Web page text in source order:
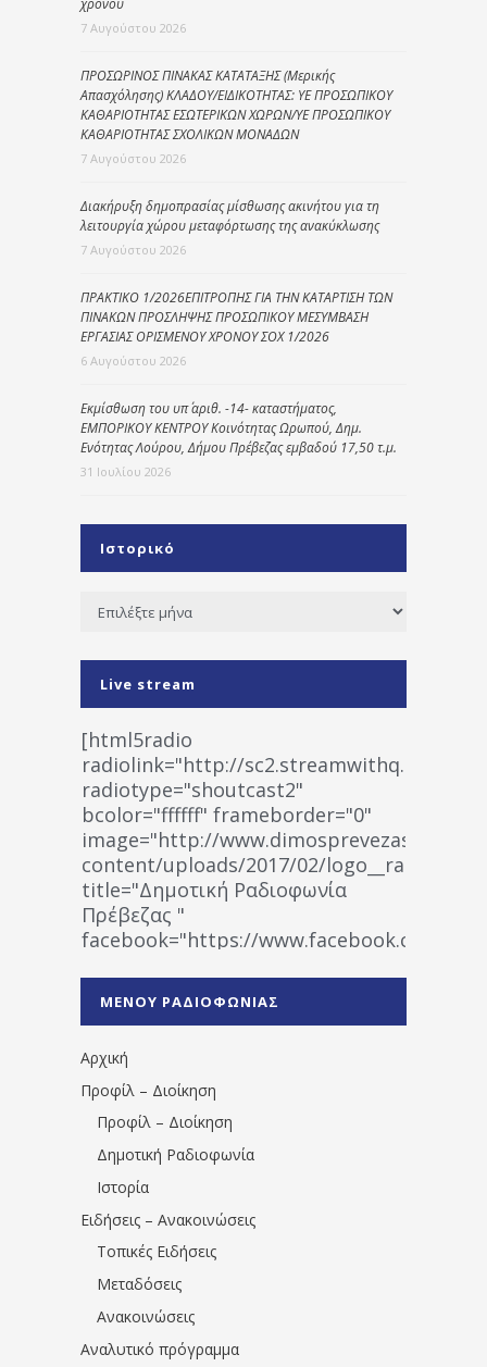
7 Αυγούστου 2026
ΠΡΟΣΩΡΙΝΟΣ ΠΙΝΑΚΑΣ ΚΑΤΑΤΑΞΗΣ (Μερικής
Απασχόλησης) ΚΛΑΔΟΥ/ΕΙΔΙΚΟΤΗΤΑΣ: ΥΕ ΠΡΟΣΩΠΙΚΟΥ
ΚΑΘΑΡΙΟΤΗΤΑΣ ΕΣΩΤΕΡΙΚΩΝ ΧΩΡΩΝ/ΥΕ ΠΡΟΣΩΠΙΚΟΥ
ΚΑΘΑΡΙΟΤΗΤΑΣ ΣΧΟΛΙΚΩΝ ΜΟΝΑΔΩΝ
7 Αυγούστου 2026
Διακήρυξη δημοπρασίας μίσθωσης ακινήτου για τη
λειτουργία χώρου μεταφόρτωσης της ανακύκλωσης
7 Αυγούστου 2026
ΠΡΑΚΤΙΚΟ 1/2026ΕΠΙΤΡΟΠΗΣ ΓΙΑ ΤΗΝ ΚΑΤΑΡΤΙΣΗ ΤΩΝ
ΠΙΝΑΚΩΝ ΠΡΟΣΛΗΨΗΣ ΠΡΟΣΩΠΙΚΟΥ ΜΕΣΥΜΒΑΣΗ
ΕΡΓΑΣΙΑΣ ΟΡΙΣΜΕΝΟΥ ΧΡΟΝΟΥ ΣΟΧ 1/2026
6 Αυγούστου 2026
Εκμίσθωση του υπ΄ αριθ. -14- καταστήματος,
ΕΜΠΟΡΙΚΟΥ ΚΕΝΤΡΟΥ Κοινότητας Ωρωπού, Δημ.
Ενότητας Λούρου, Δήμου Πρέβεζας εμβαδού 17,50 τ.μ.
31 Ιουλίου 2026
Ιστορικό
Ιστορικό
Live stream
[html5radio
radiolink="http://
radiotype="shoutcast2"
bcolor="ffffff" frameborder="0"
image="http://www.dimosprevezas.gr/wp-
content/uploads/2017/02/
title="Δημοτική Ραδιοφωνία
Πρέβεζας "
facebook="https://www.facebook.com/
1531194763766854/" artist="" ]
ΜΕΝΟΥ ΡΑΔΙΟΦΩΝΙΑΣ
Αρχική
Προφίλ – Διοίκηση
Προφίλ – Διοίκηση
Δημοτική Ραδιοφωνία
Ιστορία
Ειδήσεις – Ανακοινώσεις
Τοπικές Ειδήσεις
Μεταδόσεις
Ανακοινώσεις
Αναλυτικό πρόγραμμα